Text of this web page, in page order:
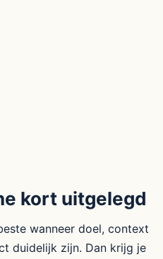
kort uitgelegd
wanneer doel, context
duidelijk zijn. Dan krijg je